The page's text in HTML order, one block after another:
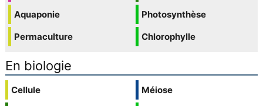
Aquaponie
Permaculture
Photosynthèse
Chlorophylle
En biologie
Cellule
Méiose